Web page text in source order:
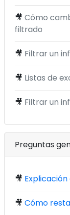
🎥 Cómo
filtrado
🎥 Filtrar un
🎥 Listas de
🎥 Filtrar un
Preguntas
🎥
🎥 Cómo